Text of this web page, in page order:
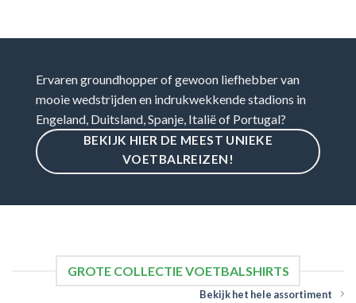
Ervaren groundhopper of gewoon liefhebber van
mooie wedstrijden en indrukwekkende stadions in
Engeland, Duitsland, Spanje, Italië of Portugal?
BEKIJK HIER DE MEEST UNIEKE
VOETBALREIZEN!
GROTE COLLECTIE VOETBALSHIRTS
Bekijk het hele assortiment